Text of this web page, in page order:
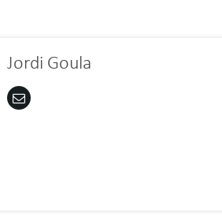
Jordi Goula